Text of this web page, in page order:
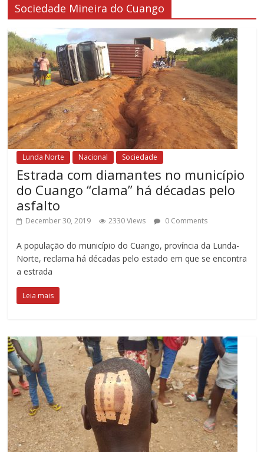
Sociedade Mineira do Cuango
Lunda Norte Nacional Sociedade
Estrada com diamantes no município
do Cuango “clama” há décadas pelo
asfalto
December 30, 2019 2330 Views 0 Comments
A população do município do Cuango, província da Lunda-
Norte, reclama há décadas pelo estado em que se encontra
a estrada
Leia mais